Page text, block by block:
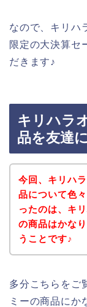
なので、キリハ
限定の大決算セ
だきます♪
キリハラ
品を友達
今回、キリハ
品について色
ったのは、キ
の商品はかな
うことです♪
多分こちらをご
ミーの商品にか